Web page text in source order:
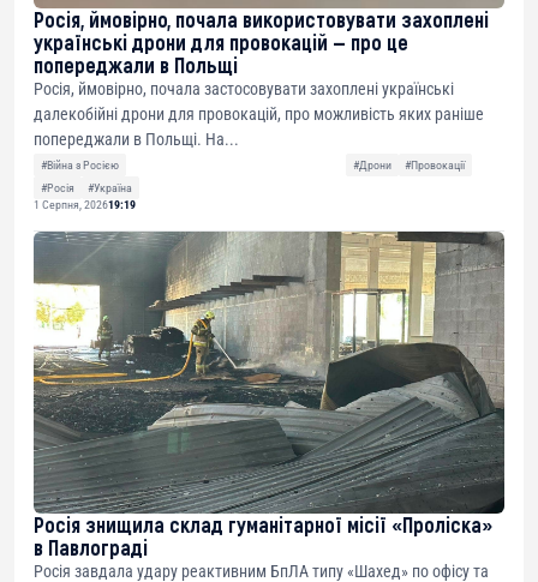
Росія, ймовірно, почала використовувати захоплені
українські дрони для провокацій — про це
попереджали в Польщі
Росія, ймовірно, почала застосовувати захоплені українські
далекобійні дрони для провокацій, про можливість яких раніше
попереджали в Польщі. На...
#Війна з Росією #Дрони
#Провокації
#Росія
#Україна
1 Серпня, 202619:19
Росія знищила склад гуманітарної місії «Проліска»
в Павлограді
Росія завдала удару реактивним БпЛА типу «Шахед» по офісу та